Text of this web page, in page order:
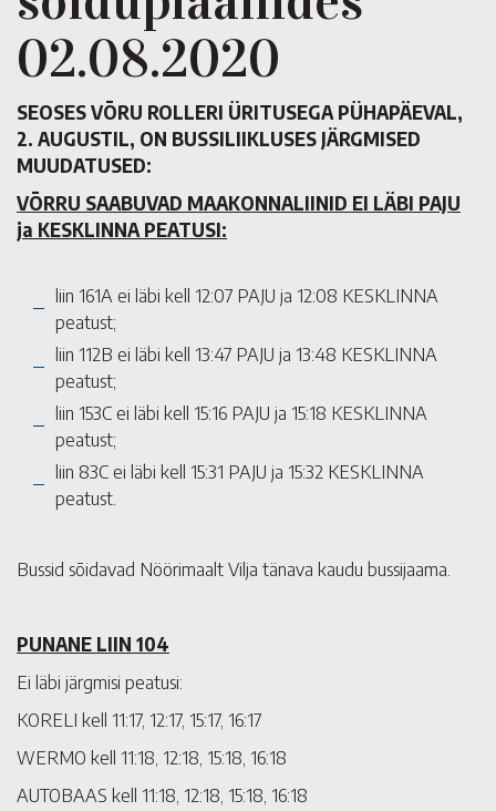
02.08.2020
SEOSES VÕRU ROLLERI ÜRITUSEGA PÜHAPÄEVAL,
2. AUGUSTIL, ON BUSSILIIKLUSES JÄRGMISED
MUUDATUSED:
VÕRRU SAABUVAD MAAKONNALIINID EI LÄBI PAJU
ja KESKLINNA PEATUSI:
liin 161A ei läbi kell 12:07 PAJU ja 12:08 KESKLINNA
peatust;
liin 112B ei läbi kell 13:47 PAJU ja 13:48 KESKLINNA
peatust;
liin 153C ei läbi kell 15:16 PAJU ja 15:18 KESKLINNA
peatust;
liin 83C ei läbi kell 15:31 PAJU ja 15:32 KESKLINNA
peatust.
Bussid sõidavad Nöörimaalt Vilja tänava kaudu bussijaama.
PUNANE LIIN 104
Ei läbi järgmisi peatusi:
KORELI kell 11:17, 12:17, 15:17, 16:17
WERMO kell 11:18, 12:18, 15:18, 16:18
AUTOBAAS kell 11:18, 12:18, 15:18, 16:18